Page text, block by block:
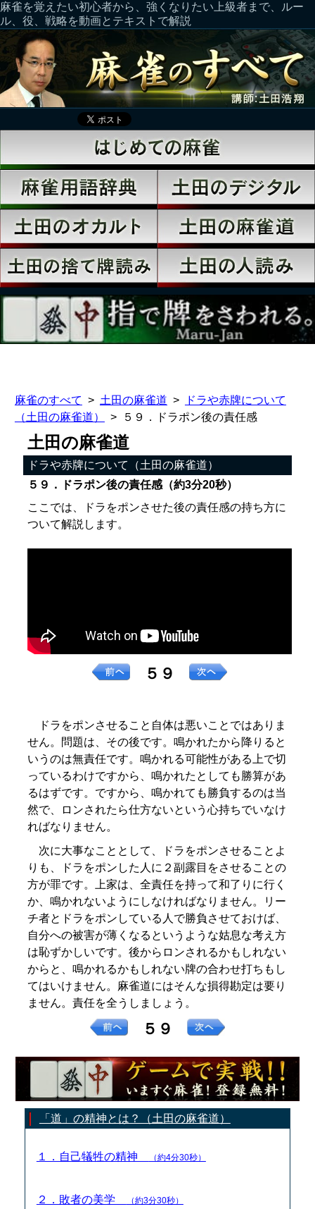
麻雀を覚えたい初心者から、強くなりたい上級者まで、ルー
ル、役、戦略を動画とテキストで解説
麻雀のすべて 土田の麻雀道
ドラや赤牌について
（土田の麻雀道）
５９．ドラポン後の責任感
土田の麻雀道
ドラや赤牌について（土田の麻雀道）
５９．ドラポン後の責任感（約3分20秒）
ここでは、ドラをポンさせた後の責任感の持ち方に
ついて解説します。
５９
ドラをポンさせること自体は悪いことではありま
せん。問題は、その後です。鳴かれたから降りると
いうのは無責任です。鳴かれる可能性がある上で切
っているわけですから、鳴かれたとしても勝算があ
るはずです。ですから、鳴かれても勝負するのは当
然で、ロンされたら仕方ないという心持ちでいなけ
ればなりません。
次に大事なこととして、ドラをポンさせることよ
りも、ドラをポンした人に２副露目をさせることの
方が罪です。上家は、全責任を持って和了りに行く
か、鳴かれないようにしなければなりません。リー
チ者とドラをポンしている人で勝負させておけば、
自分への被害が薄くなるというような姑息な考え方
は恥ずかしいです。後からロンされるかもしれない
からと、鳴かれるかもしれない牌の合わせ打ちもし
てはいけません。麻雀道にはそんな損得勘定は要り
ません。責任を全うしましょう。
５９
「道」の精神とは？（土田の麻雀道）
１．自己犠牲の精神 （約4分30秒）
２．敗者の美学 （約3分30秒）